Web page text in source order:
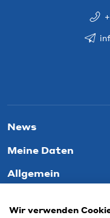
News
Meine Daten
Allgemein
Wir verwenden